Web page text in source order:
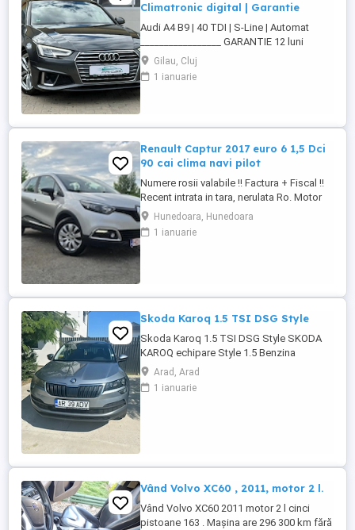
Climatronic digital | Garantie
Audi A4 B9 | 40 TDI | S-Line | Automat
_________________ GARANTIE 12 luni
(motor, cutie de viteze, turbina
supraalimentare, pompa apa, etc) Livrare
gratuita la domiciliu (in limita a 100km)
Banca Transilvania, Mogo, ...
Gilau, Cluj
1 ianuarie
Renault Captur 2017 euro 6 1,5 Dci
90 cai clima navi pilot
Numere rosii valabile !! Factura + Fiscal !!
Recent intrata in tara, nerulata Ro. Motor
de 1,5 diesel, 90 cai, euro 6. Cutie
manuala. Consum 4,5 %. Km Reali. Carte
service ! Fara elemente revopsite.
Hunedoara, Hunedoara
1 ianuarie
Skoda Karoq 1.5 TSI DSG Style
Skoda Karoq 1.5 TSI DSG Style SKODA
KAROQ echipare Style 1.5 Benzina
Automatic Acest SUV din 2020
impresionează prin designul său modern
și confortul oferit. Vehiculul este bine
Arad, Arad
1 ianuarie
Vând Volvo XC60 , 2011, motor 2 l.
Vând Volvo XC60 2011 motor 2 l cinci
pistoane 163 . Mașina are 296 300 km fără